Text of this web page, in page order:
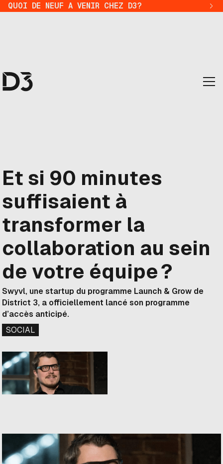
QUOI DE NEUF A VENIR CHEZ D3?
Et si 90 minutes
suffisaient à
transformer la
collaboration au sein
de votre équipe ?
Swyvl, une startup du programme Launch & Grow de
District 3, a officiellement lancé son programme
d’accès anticipé.
SOCIAL